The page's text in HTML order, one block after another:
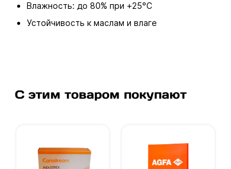
Влажность: до 80% при +25°C
Устойчивость к маслам и влаге
С этим товаром покупают